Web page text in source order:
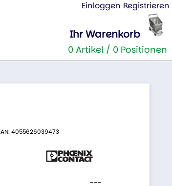
Einloggen Registrieren
Ihr Warenkorb
0 Artikel / 0 Positionen
4055626039473
---